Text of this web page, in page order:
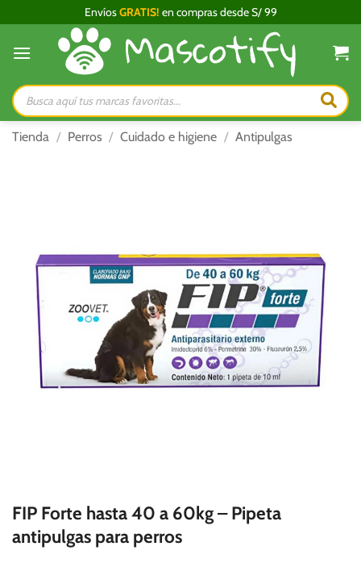
al
contenido
EnvíosGRATIS! en compras desde S/ 99
Búsqueda
de
productos
Tienda / Perros / Cuidado e higiene / Antipulgas
FIP Forte hasta 40 a 60kg – Pipeta
antipulgas para perros